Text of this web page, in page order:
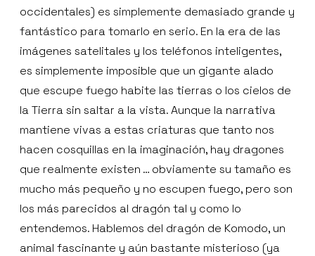
occidentales) es simplemente demasiado grande y
fantástico para tomarlo en serio. En la era de las
imágenes satelitales y los teléfonos inteligentes,
es simplemente imposible que un gigante alado
que escupe fuego habite las tierras o los cielos de
la Tierra sin saltar a la vista. Aunque la narrativa
mantiene vivas a estas criaturas que tanto nos
hacen cosquillas en la imaginación, hay dragones
que realmente existen … obviamente su tamaño es
mucho más pequeño y no escupen fuego, pero son
los más parecidos al dragón tal y como lo
entendemos. Hablemos del dragón de Komodo, un
animal fascinante y aún bastante misterioso (ya